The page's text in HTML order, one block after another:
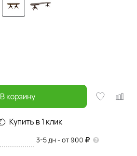
В корзину
Купить в 1 клик
3-5 дн - от 900